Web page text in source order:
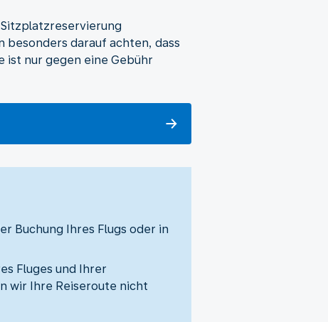
besonders darauf achten, dass
ist nur gegen eine Gebühr
Buchung Ihres Flugs oder in
Fluges und Ihrer
wir Ihre Reiseroute nicht